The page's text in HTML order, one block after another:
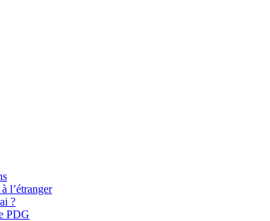
l’étranger
?
PDG